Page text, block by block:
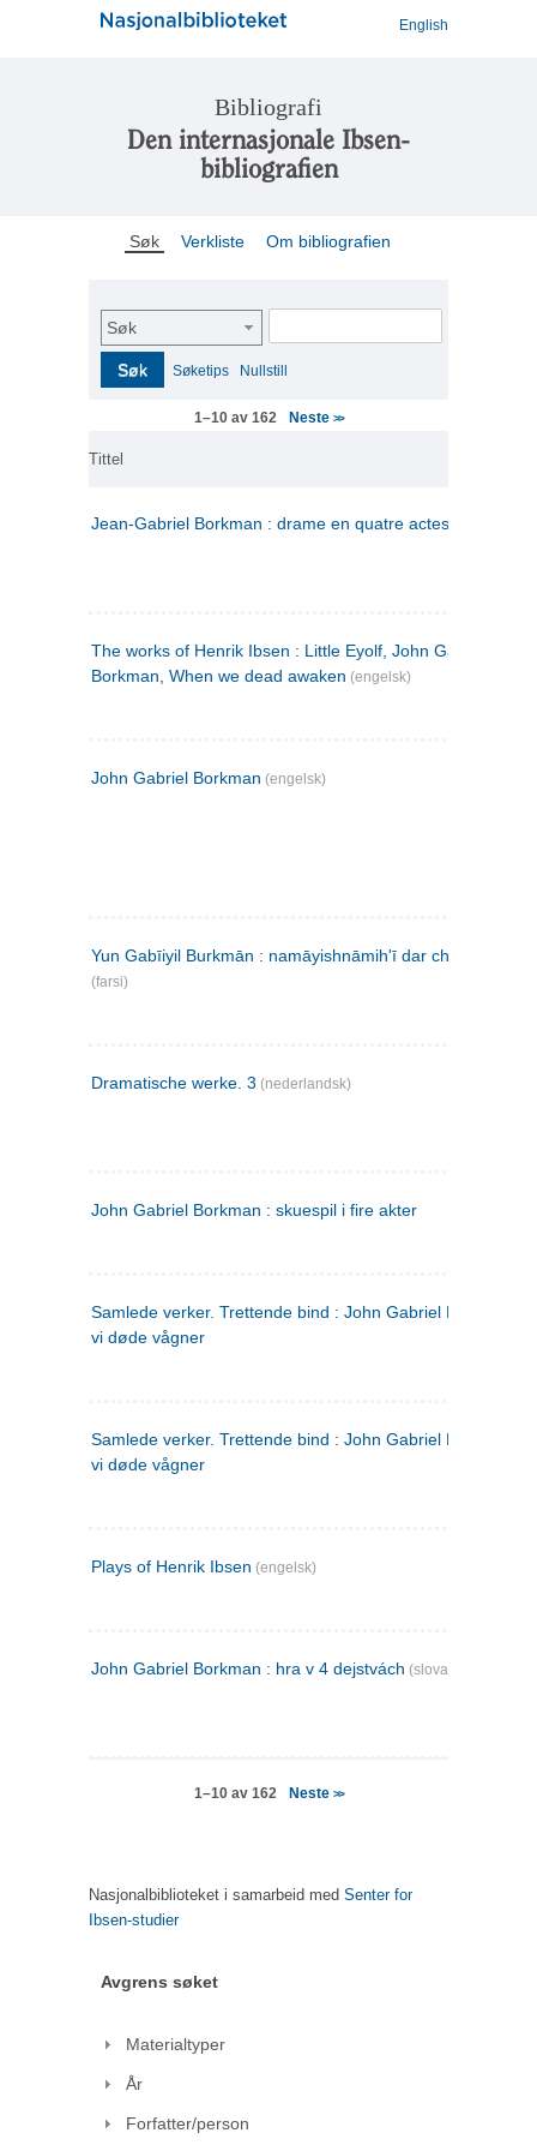
English
Bibliografi
Den internasjonale Ibsen-
bibliografien
Søk Verkliste Om bibliografien
Søk
Søk Søketips Nullstill
1–10 av 162 Neste >>
Tittel
Jean-Gabriel Borkman : drame en quatre actes
The works of Henrik Ibsen : Little Eyolf, John Gabriel
Borkman, When we dead awaken (engelsk)
John Gabriel Borkman (engelsk)
Yun Gabīiyil Burkmān : namāyishnāmihʹī dar chahār pardih
(farsi)
Dramatische werke. 3 (nederlandsk)
John Gabriel Borkman : skuespil i fire akter
Samlede verker. Trettende bind : John Gabriel Borkman ;
vi døde vågner
Samlede verker. Trettende bind : John Gabriel Borkman ;
vi døde vågner
Plays of Henrik Ibsen (engelsk)
John Gabriel Borkman : hra v 4 dejstvách (slovakisk)
1–10 av 162 Neste >>
Nasjonalbiblioteket i samarbeid med Senter for
Ibsen-studier
Avgrens søket
Materialtyper
År
Forfatter/person